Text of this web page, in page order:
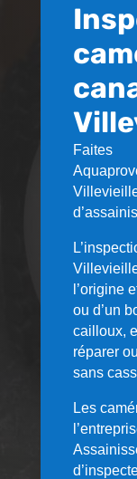
l’origine
ou d’un
cailloux,
réparer
sans
Les